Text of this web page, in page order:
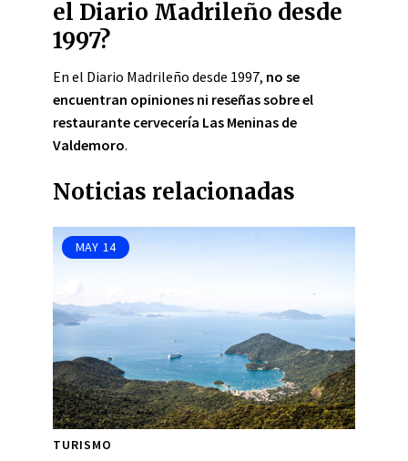
el Diario Madrileño desde
1997?
En el Diario Madrileño desde 1997, no se
encuentran opiniones ni reseñas sobre el
restaurante cervecería Las Meninas de
Valdemoro.
Noticias relacionadas
MAY 14
TURISMO